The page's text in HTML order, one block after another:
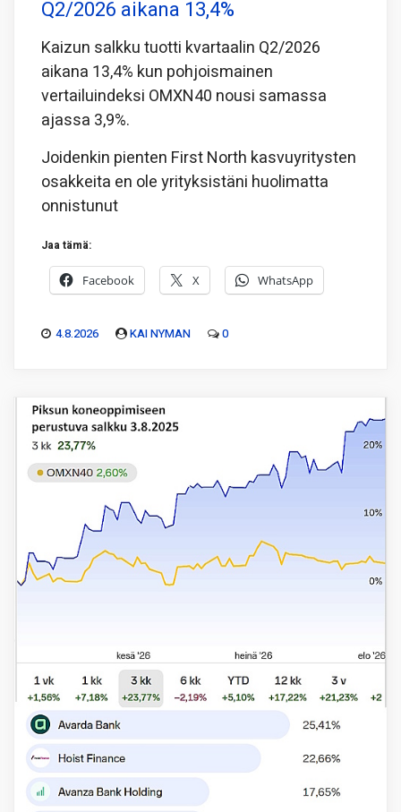
Q2/2026 aikana 13,4%
Kaizun salkku tuotti kvartaalin Q2/2026
aikana 13,4% kun pohjoismainen
vertailuindeksi OMXN40 nousi samassa
ajassa 3,9%.
Joidenkin pienten First North kasvuyritysten
osakkeita en ole yrityksistäni huolimatta
onnistunut
Jaa tämä:
Facebook X WhatsApp
4.8.2026 KAI NYMAN 0